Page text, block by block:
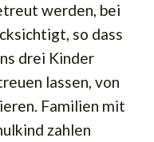
werden, bei
so dass
drei Kinder
lassen, von
Familien mit
zahlen